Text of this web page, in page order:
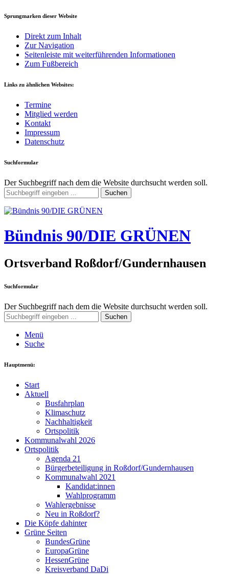
Sprungmarken dieser Website
Direkt zum Inhalt
Zur Navigation
Seitenleiste mit weiterführenden Informationen
Zum Fußbereich
Links zu ähnlichen Websites:
Termine
Mitglied werden
Kontakt
Impressum
Datenschutz
Suchformular
Der Suchbegriff nach dem die Website durchsucht werden soll.
Suchen
Bündnis 90/DIE GRÜNEN
Ortsverband Roßdorf/Gundernhausen
Suchformular
Der Suchbegriff nach dem die Website durchsucht werden soll.
Suchen
Menü
Suche
Hauptmenü:
Start
Aktuell
Busfahrplan
Klimaschutz
Nachhaltigkeit
Ortspolitik
Kommunalwahl 2026
Ortspolitik
Agenda 21
Bürgerbeteiligung in Roßdorf/Gundernhausen
Kommunalwahl 2021
Kandidat:innen
Wahlprogramm
Wahlergebnisse
Neu in Roßdorf?
Die Köpfe dahinter
Grüne Seiten
BundesGrüne
EuropaGrüne
HessenGrüne
Kreisverband DaDi